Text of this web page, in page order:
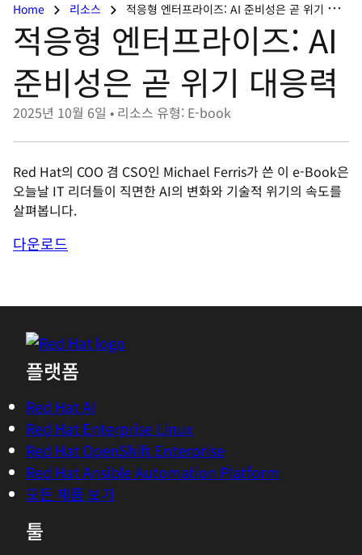
Home 리소스 적응형 엔터프라이즈: AI 준비성은 곧 위기 대응력
적응형 엔터프라이즈: AI
준비성은 곧 위기 대응력
2025년 10월 6일 • 리소스 유형: E-book
Red Hat의 COO 겸 CSO인 Michael Ferris가 쓴 이 e-Book은
오늘날 IT 리더들이 직면한 AI의 변화와 기술적 위기의 속도를
살펴봅니다.
다운로드
플랫폼
Red Hat AI
Red Hat Enterprise Linux
Red Hat OpenShift Enterprise
Red Hat Ansible Automation Platform
모든 제품 보기
툴